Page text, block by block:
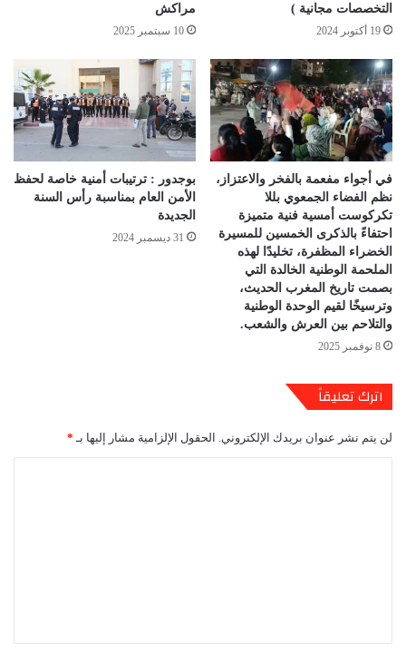
التخصصات مجانية )
19 أكتوبر 2024
مراكش
10 سبتمبر 2025
في أجواء مفعمة بالفخر والاعتزاز،
نظم الفضاء الجمعوي بللا
تكركوست أمسية فنية متميزة
احتفاءً بالذكرى الخمسين للمسيرة
الخضراء المظفرة، تخليدًا لهذه
الملحمة الوطنية الخالدة التي
بصمت تاريخ المغرب الحديث،
وترسيخًا لقيم الوحدة الوطنية
والتلاحم بين العرش والشعب.
8 نوفمبر 2025
بوجدور : ترتيبات أمنية خاصة لحفظ
الأمن العام بمناسبة رأس السنة
الجديدة
31 ديسمبر 2024
اترك تعليقاً
لن يتم نشر عنوان بريدك الإلكتروني. الحقول الإلزامية مشار إليها بـ *